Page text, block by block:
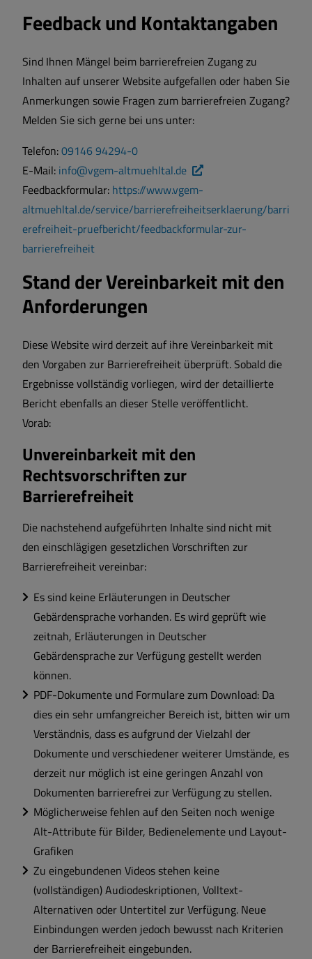
Feedback und Kontaktangaben
Sind Ihnen Mängel beim barrierefreien Zugang zu
Inhalten auf unserer Website aufgefallen oder haben Sie
Anmerkungen sowie Fragen zum barrierefreien Zugang?
Melden Sie sich gerne bei uns unter:
Telefon:09146 94294-0
E-Mail: info@vgem-altmuehltal.de
Feedbackformular: https://www.vgem-
altmuehltal.de/service/barrierefreiheitserklaerung/barri
erefreiheit-pruefbericht/feedbackformular-zur-
barrierefreiheit
Stand der Vereinbarkeit mit den
Anforderungen
Diese Website wird derzeit auf ihre Vereinbarkeit mit
den Vorgaben zur Barrierefreiheit überprüft. Sobald die
Ergebnisse vollständig vorliegen, wird der detaillierte
Bericht ebenfalls an dieser Stelle veröffentlicht.
Vorab:
Unvereinbarkeit mit den
Rechtsvorschriften zur
Barrierefreiheit
Die nachstehend aufgeführten Inhalte sind nicht mit
den einschlägigen gesetzlichen Vorschriften zur
Barrierefreiheit vereinbar:
Es sind keine Erläuterungen in Deutscher
Gebärdensprache vorhanden. Es wird geprüft wie
zeitnah, Erläuterungen in Deutscher
Gebärdensprache zur Verfügung gestellt werden
können.
PDF-Dokumente und Formulare zum Download: Da
dies ein sehr umfangreicher Bereich ist, bitten wir um
Verständnis, dass es aufgrund der Vielzahl der
Dokumente und verschiedener weiterer Umstände, es
derzeit nur möglich ist eine geringen Anzahl von
Dokumenten barrierefrei zur Verfügung zu stellen.
Möglicherweise fehlen auf den Seiten noch wenige
Alt-Attribute für Bilder, Bedienelemente und Layout-
Grafiken
Zu eingebundenen Videos stehen keine
(vollständigen) Audiodeskriptionen, Volltext-
Alternativen oder Untertitel zur Verfügung. Neue
Einbindungen werden jedoch bewusst nach Kriterien
der Barrierefreiheit eingebunden.